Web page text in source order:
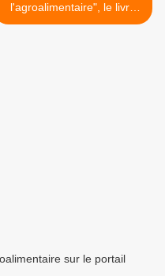
l'agroalimentaire", le livre
indispensable de votre
sur le portail